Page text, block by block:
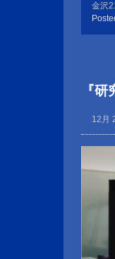
金沢
『
12月